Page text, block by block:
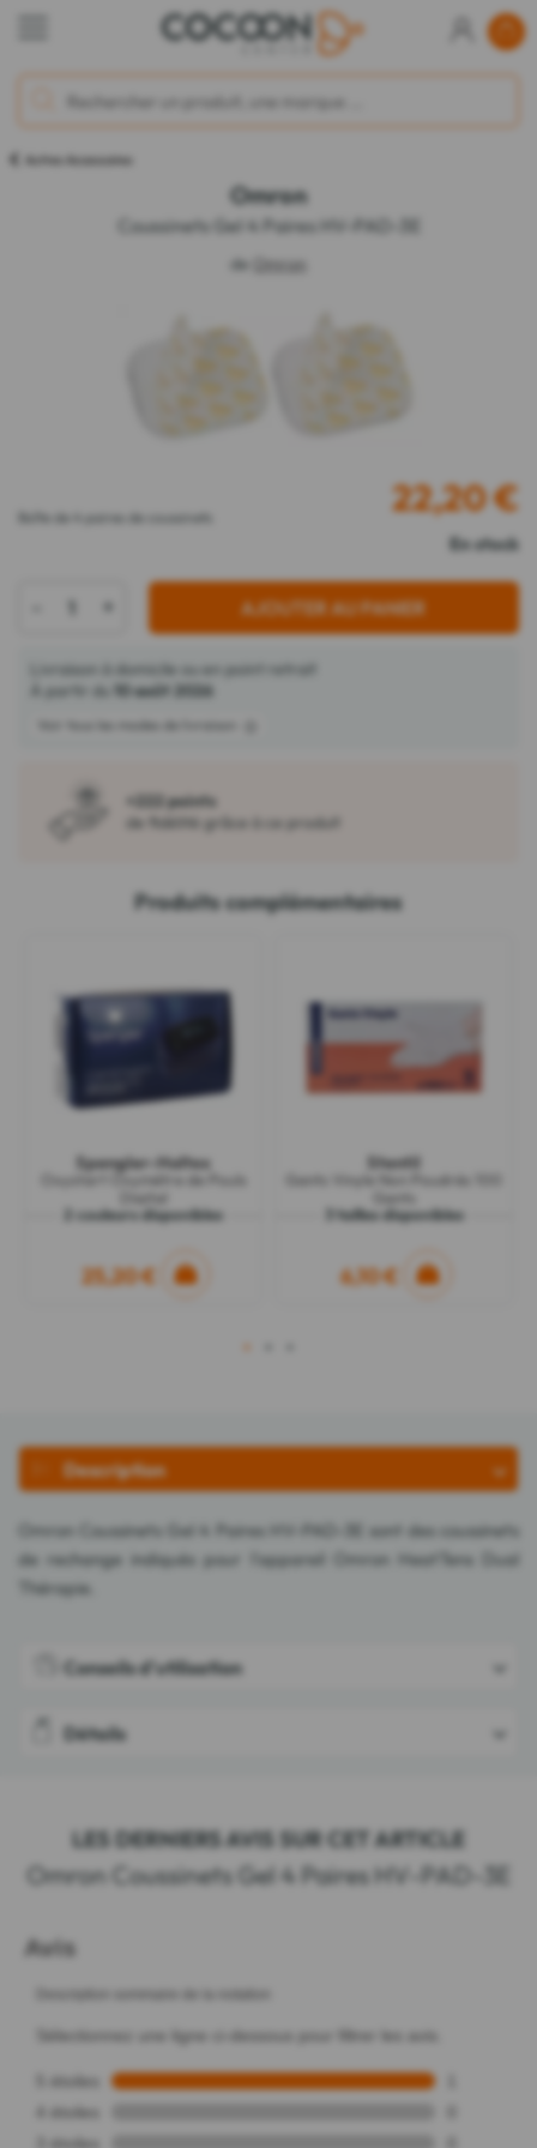
Autres Accessoires
Omron
Coussinets Gel 4 Paires HV-PAD-3E
de Omron
Boîte de 4 paires de coussinets 22,20€
En stock
+ AJOUTER AU PANIER
Livraison à domicile ou en point retrait
À partir du
10 août 2026
Voir tous les modes de livraison
+222 points
de fidélité grâce à ce produit
Produits complémentaires
Spengler-Holtex
Oxystart Oxymètre de Pouls
2 couleurs disponibles
25,20 €
Stentil
Gants Vinyle Non Poudrés 100
3 tailles disponibles
6,10 €
1
Description
Omron Coussinets Gel 4 Paires HV-PAD-3E sont des coussinets
de rechange indiqués pour l'appareil Omron HeatTens Dual
Thérapie.
Conseils d'utilisation
Détails
LES DERNIERS AVIS SUR CET ARTICLE
Omron Coussinets Gel 4 Paires HV-PAD-3E